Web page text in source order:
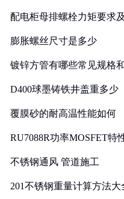
配电柜母排螺栓力矩要求
膨胀螺丝尺寸是多少
镀锌方管有哪些常见规格
D400球墨铸铁井盖重多少
覆膜砂的耐高温性能如何
RU7088R功率MOSFET特
不锈钢通风 管道施工
201不锈钢重量计算方法大